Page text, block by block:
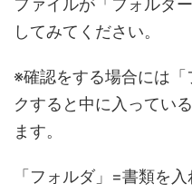
ファイルが「フォルダ
してみてください。
※確認をする場合には
クすると中に入ってい
ます。
「フォルダ」=書類を